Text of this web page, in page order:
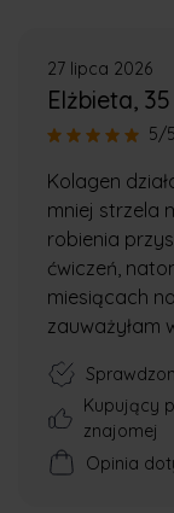
Elżbieta,
27 lipca 2026
5/5
Kolagen
mniej strzela
robienia
ćwiczeń,
miesiącach
zauważyłam
Kupujący
znajomej
Opinia